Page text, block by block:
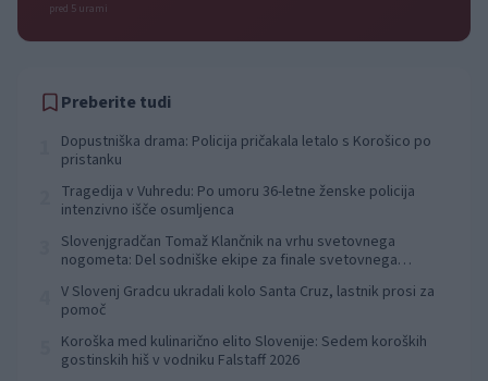
pred 5 urami
Preberite tudi
Dopustniška drama: Policija pričakala letalo s Korošico po
pristanku
Tragedija v Vuhredu: Po umoru 36-letne ženske policija
intenzivno išče osumljenca
Slovenjgradčan Tomaž Klančnik na vrhu svetovnega
nogometa: Del sodniške ekipe za finale svetovnega
V Slovenj Gradcu ukradali kolo Santa Cruz, lastnik prosi za
pomoč
Koroška med kulinarično elito Slovenije: Sedem koroških
gostinskih hiš v vodniku Falstaff 2026